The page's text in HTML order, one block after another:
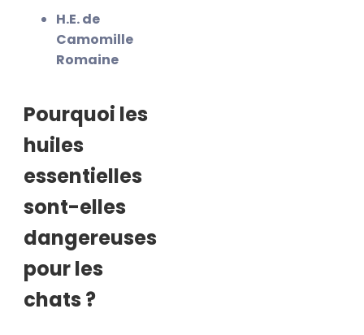
H.E. de
Camomille
Romaine
Pourquoi les
huiles
essentielles
sont-elles
dangereuses
pour les
chats ?